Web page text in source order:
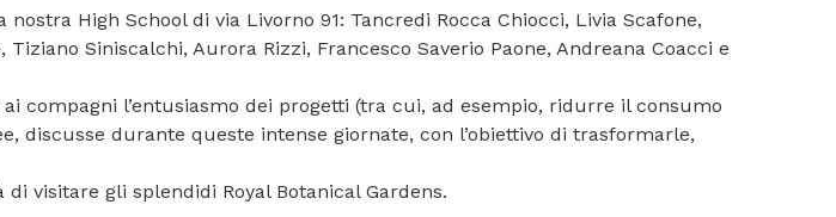
High School di via Livorno 91: Tancredi Rocca Chiocci, Livia Scafone,
Siniscalchi, Aurora Rizzi, Francesco Saverio Paone, Andreana Coacci e
compagni l’entusiasmo dei progetti (tra cui, ad esempio, ridurre il consumo
discusse durante queste intense giornate, con l’obiettivo di trasformarle,
visitare gli splendidi Royal Botanical Gardens.